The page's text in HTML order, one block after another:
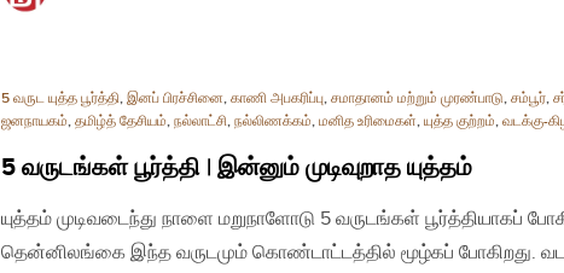
5 வருட யுத்த பூர்த்தி, இனப் பிரச்சினை, காணி அபகரிப்பு, சமாதானம் மற்றும் முரண்பாடு, சம்பூர்,
ஜனநாயகம், தமிழ்த் தேசியம், நல்லாட்சி, நல்லிணக்கம், மனித உரிமைகள், யுத்த குற்றம், வடக்கு-
5 வருடங்கள் பூர்த்தி | இன்னும் முடிவுறாத யுத்தம்
யுத்தம் முடிவடைந்து நாளை மறுநாளோடு 5 வருடங்கள் பூர்த்தியாகப்
தென்னிலங்கை இந்த வருடமும் கொண்டாட்டத்தில் மூழ்கப் போகிறது. வட